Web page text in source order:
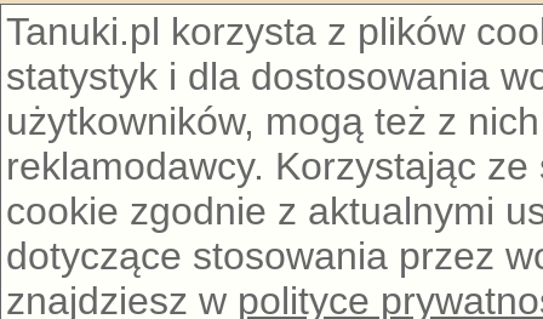
Tanuki.pl korzysta z plików
statystyk i dla dostosowania
użytkowników, mogą też z
reklamodawcy. Korzystając
cookie zgodnie z aktualnymi
dotyczące stosowania przez
znajdziesz w polityce